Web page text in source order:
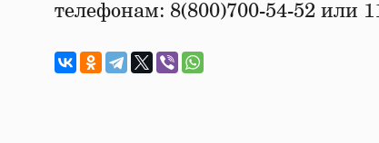
телефонам: 8(800)700-54-52 или